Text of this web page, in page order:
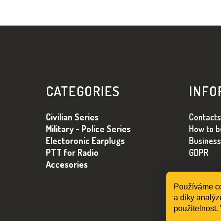
Používáme
a díky
použitelnost.
CATEGORIES
Civilian Series
Military - Police Series
Electoronic Earplugs
PTT for Radio
Accesories
Contacts
How to
GDPR